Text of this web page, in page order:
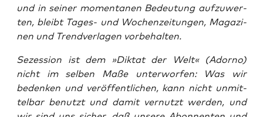
und in sei­ner momen­ta­nen Bedeu­tung auf­zu­wer­
ten, bleibt Tages- und Wochen­zei­tun­gen, Maga­zi­
nen und Trend­ver­la­gen vorbehalten.
Sezes­si­on ist dem »Dik­tat der Welt« (Ador­no)
nicht im sel­ben Maße unter­wor­fen: Was wir
beden­ken und ver­öf­fent­li­chen, kann nicht unmit­
tel­bar benutzt und damit ver­nutzt wer­den, und